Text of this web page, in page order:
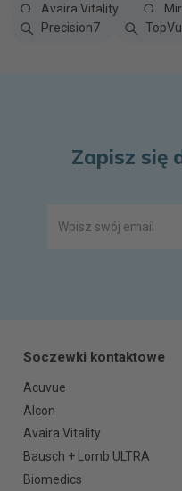
Avaira Vitality
Precision7
Zapisz się
Soczewki kontaktowe
Acuvue
Alcon
Avaira Vitality
Bausch + Lomb ULTRA
Biomedics